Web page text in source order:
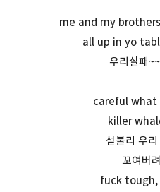
me and my
all up in yo
우리실패
careful what
killer
섣불리 우
꼬여버
fuck